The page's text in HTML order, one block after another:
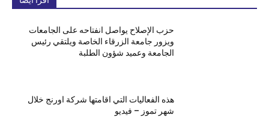
حزب الإصلاح يواصل انفتاحه على الجامعات
ويزور جامعة الزرقاء الخاصة ويلتقي رئيس
الجامعة وعميد شؤون الطلبة
هذه الفعاليات التي اقامتها شركة اورنج خلال
شهر تموز – فيديو